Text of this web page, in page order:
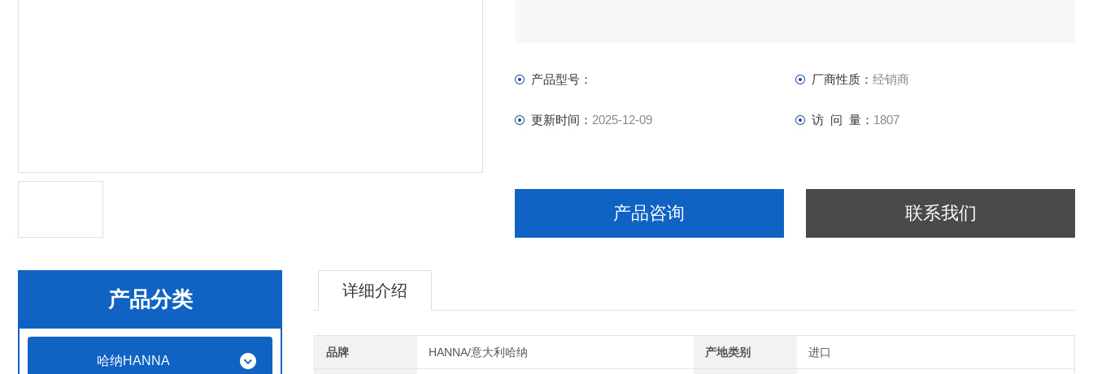
产品型号： 厂商性质： 经销商
更新时间： 2025-12-09 访 问 量： 1807
产品咨询 联系我们
产品分类
哈纳HANNA
详细介绍
品牌 HANNA/意大利哈纳 产地类别 进口